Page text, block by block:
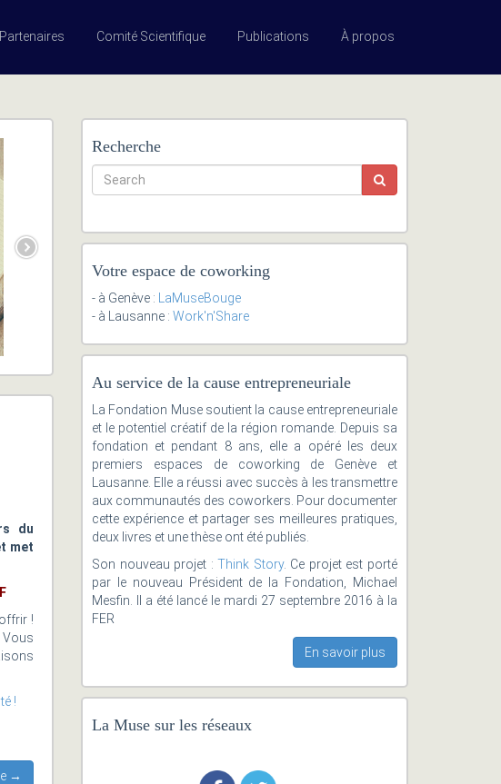
Partenaires Comité Scientifique Publications À propos
du
met
!
Vous
!
→
Recherche
Votre espace de coworking
- à Genève :
LaMuseBouge
- à Lausanne : Work'n'Share
Au service de la cause entrepreneuriale
La Fondation Muse soutient la cause entrepreneuriale
et le potentiel créatif de la région romande. Depuis sa
fondation et pendant 8 ans, elle a opéré les deux
premiers espaces de coworking de Genève et
Lausanne. Elle a réussi avec succès à les transmettre
aux communautés des coworkers. Pour documenter
cette expérience et partager ses meilleures pratiques,
deux livres et une thèse ont été publiés.
Son nouveau projet :Think Story. Ce projet est porté
par le nouveau Président de la Fondation, Michael
Mesfin. Il a été lancé le mardi 27 septembre 2016 à la
FER
En savoir plus
La Muse sur les réseaux